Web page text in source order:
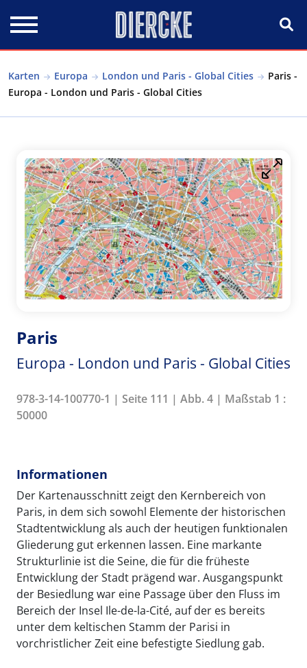
Karten Europa London und Paris - Global Cities
Paris -
Europa - London und Paris - Global Cities
Paris
Europa - London und Paris - Global Cities
978-3-14-100770-1 | Seite 111 | Abb. 4 | Maßstab 1 :
50000
Informationen
Der Kartenausschnitt zeigt den Kernbereich von
Paris, in dem sich sowohl Elemente der historischen
Stadtentwicklung als auch der heutigen funktionalen
Gliederung gut erkennen lassen. Eine markante
Strukturlinie ist die Seine, die für die früheste
Entwicklung der Stadt prägend war. Ausgangspunkt
der Besiedlung war eine Passage über den Fluss im
Bereich der Insel Ile-de-la-Cité, auf der es bereits
unter dem keltischen Stamm der Parisi in
vorchristlicher Zeit eine befestigte Siedlung gab.